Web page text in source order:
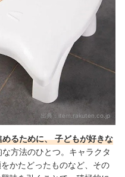
出典： item.rakuten.co.jp
るために、 子どもが好きな
方法のひとつ。キャラクタ
かたどったものなど、その